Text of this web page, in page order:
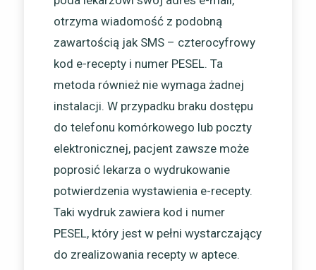
otrzyma wiadomość z podobną
zawartością jak SMS – czterocyfrowy
kod e-recepty i numer PESEL. Ta
metoda również nie wymaga żadnej
instalacji. W przypadku braku dostępu
do telefonu komórkowego lub poczty
elektronicznej, pacjent zawsze może
poprosić lekarza o wydrukowanie
potwierdzenia wystawienia e-recepty.
Taki wydruk zawiera kod i numer
PESEL, który jest w pełni wystarczający
do zrealizowania recepty w aptece.